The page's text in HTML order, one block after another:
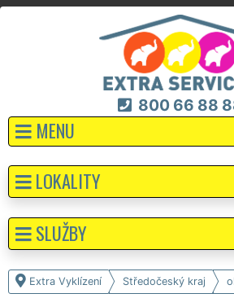
800 66 88
MENU
Extra Vyklízení Středočeský kraj
LOKALITY
SLUŽBY